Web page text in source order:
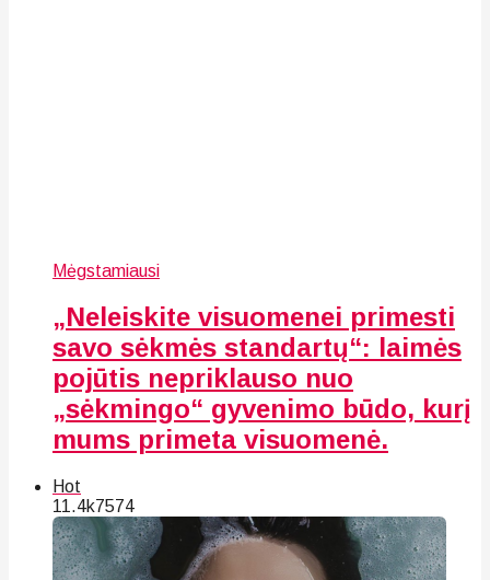
Mėgstamiausi
„Neleiskite visuomenei primesti
savo sėkmės standartų“: laimės
pojūtis nepriklauso nuo
„sėkmingo“ gyvenimo būdo, kurį
mums primeta visuomenė.
Hot
11.4k7574